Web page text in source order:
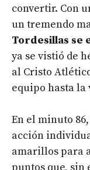
convertir. Con
un tremendo
Tordesillas se
ya se vistió de
al Cristo
equipo hasta
En el minuto
acción
amarillos para
puntos que, sin